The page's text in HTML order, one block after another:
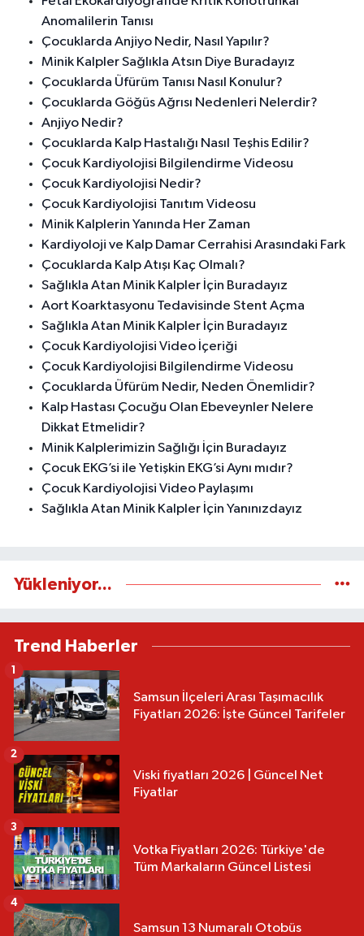
Anomalilerin Tanısı
Çocuklarda Anjiyo Nedir, Nasıl Yapılır?
Minik Kalpler Sağlıkla Atsın Diye Buradayız
Çocuklarda Üfürüm Tanısı Nasıl Konulur?
Çocuklarda Göğüs Ağrısı Nedenleri Nelerdir?
Anjiyo Nedir?
Çocuklarda Kalp Hastalığı Nasıl Teşhis Edilir?
Çocuk Kardiyolojisi Bilgilendirme Videosu
Çocuk Kardiyolojisi Nedir?
Çocuk Kardiyolojisi Tanıtım Videosu
Minik Kalplerin Yanında Her Zaman
Kardiyoloji ve Kalp Damar Cerrahisi Arasındaki Fark
Çocuklarda Kalp Atışı Kaç Olmalı?
Sağlıkla Atan Minik Kalpler İçin Buradayız
Aort Koarktasyonu Tedavisinde Stent Açma
Sağlıkla Atan Minik Kalpler İçin Buradayız
Çocuk Kardiyolojisi Video İçeriği
Çocuk Kardiyolojisi Bilgilendirme Videosu
Çocuklarda Üfürüm Nedir, Neden Önemlidir?
Kalp Hastası Çocuğu Olan Ebeveynler Nelere
Dikkat Etmelidir?
Minik Kalplerimizin Sağlığı İçin Buradayız
Çocuk EKG’si ile Yetişkin EKG’si Aynı mıdır?
Çocuk Kardiyolojisi Video Paylaşımı
Sağlıkla Atan Minik Kalpler İçin Yanınızdayız
Yükleniyor...
Trend Haberler
Samsun İlçeleri Arası Taşımacılık
Fiyatları 2026: İşte Güncel Tarifeler
1
Viski fiyatları 2026 | Güncel Net
Fiyatlar
2
Votka Fiyatları 2026: Türkiye'de
Tüm Markaların Güncel Listesi
3
Samsun 13 Numaralı Otobüs
4